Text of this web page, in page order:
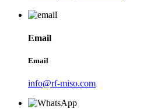
Email
Email
info@rf-miso.com